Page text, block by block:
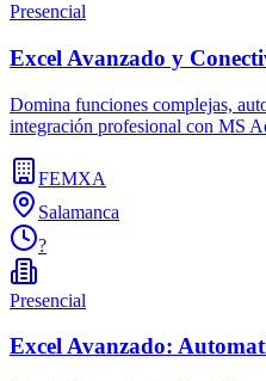
Presencial
Excel Avanzado y
Domina funciones complejas,
integración profesional con MS
FEMXA
Salamanca
?
Presencial
Excel Avanzado: